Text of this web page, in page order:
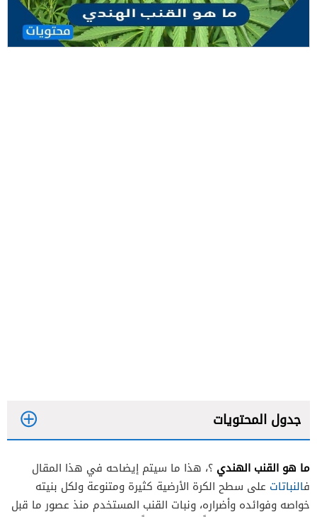
جدول المحتويات
ما هو القنب الهندي ؟، هذا ما سيتم إيضاحه في هذا المقال
فالنباتات على سطح الكرة الأرضية كثيرة ومتنوعة ولكل بنيته
خواصه وفوائده وأضراره، ونبات القنب المستخدم منذ عصور ما قبل